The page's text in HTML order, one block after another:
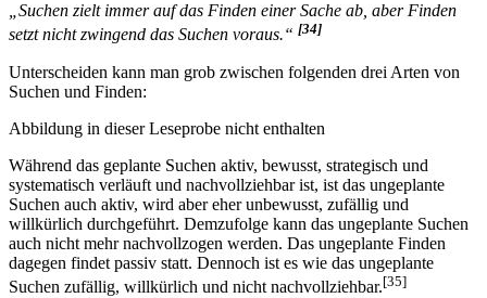
„Suchen zielt immer auf das Finden einer Sache ab, aber Finden
setzt nicht zwingend das Suchen voraus.“ [34]
Unterscheiden kann man grob zwischen folgenden drei Arten von
Suchen und Finden:
Abbildung in dieser Leseprobe nicht enthalten
Während das geplante Suchen aktiv, bewusst, strategisch und
systematisch verläuft und nachvollziehbar ist, ist das ungeplante
Suchen auch aktiv, wird aber eher unbewusst, zufällig und
willkürlich durchgeführt. Demzufolge kann das ungeplante Suchen
auch nicht mehr nachvollzogen werden. Das ungeplante Finden
dagegen findet passiv statt. Dennoch ist es wie das ungeplante
Suchen zufällig, willkürlich und nicht nachvollziehbar.[35]